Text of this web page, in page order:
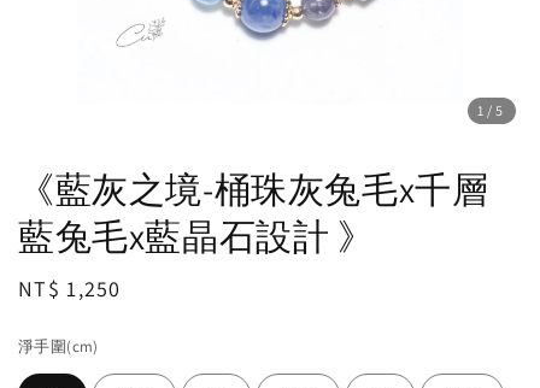
1 /5
《藍灰之境-桶珠灰兔毛x千層
藍兔毛x藍晶石設計 》
Regular
NT$ 1,250
淨手圍(cm)